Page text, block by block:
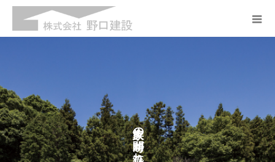
の
が
れ